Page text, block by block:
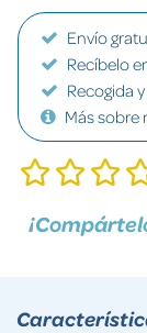
Envío
Recíbelo
Recogida
Más sobre